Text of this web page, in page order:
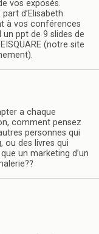
vos exposés.
d’Elisabeth
à vos conférences
ppt de 9 slides de
(notre site
a chaque
comment pensez
personnes qui
ou des livres qui
un marketing d’un